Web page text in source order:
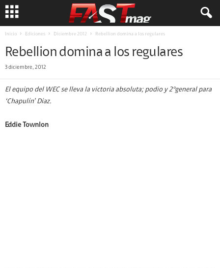
Inicio Ediciones Diciembre 2012 Rebellion domina a los regulares
Rebellion domina a los regulares
3 diciembre, 2012
El equipo del WEC se lleva la victoria absoluta; podio y 2°general para
‘Chapulín’ Díaz.
Eddie Townlon